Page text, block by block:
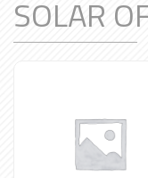
SOLAR